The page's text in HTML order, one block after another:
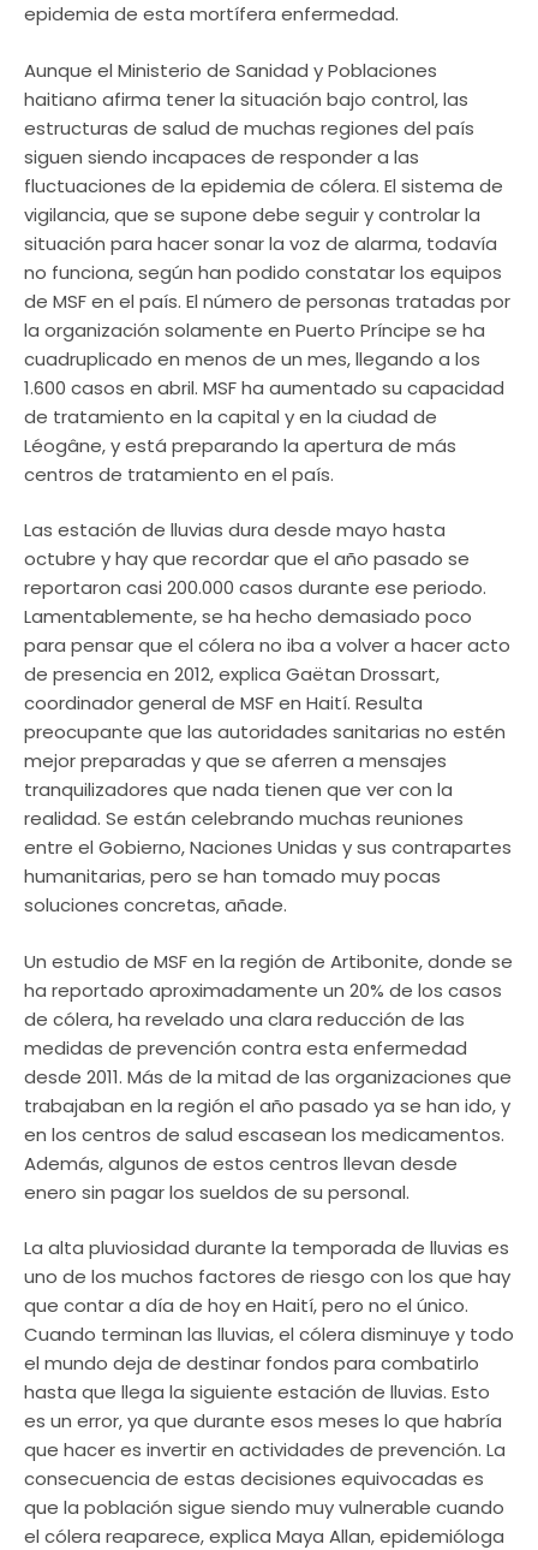
epidemia de esta mortífera enfermedad.
Aunque el Ministerio de Sanidad y Poblaciones
haitiano afirma tener la situación bajo control, las
estructuras de salud de muchas regiones del país
siguen siendo incapaces de responder a las
fluctuaciones de la epidemia de cólera. El sistema de
vigilancia, que se supone debe seguir y controlar la
situación para hacer sonar la voz de alarma, todavía
no funciona, según han podido constatar los equipos
de MSF en el país. El número de personas tratadas por
la organización solamente en Puerto Príncipe se ha
cuadruplicado en menos de un mes, llegando a los
1.600 casos en abril. MSF ha aumentado su capacidad
de tratamiento en la capital y en la ciudad de
Léogâne, y está preparando la apertura de más
centros de tratamiento en el país.
Las estación de lluvias dura desde mayo hasta
octubre y hay que recordar que el año pasado se
reportaron casi 200.000 casos durante ese periodo.
Lamentablemente, se ha hecho demasiado poco
para pensar que el cólera no iba a volver a hacer acto
de presencia en 2012, explica Gaëtan Drossart,
coordinador general de MSF en Haití. Resulta
preocupante que las autoridades sanitarias no estén
mejor preparadas y que se aferren a mensajes
tranquilizadores que nada tienen que ver con la
realidad. Se están celebrando muchas reuniones
entre el Gobierno, Naciones Unidas y sus contrapartes
humanitarias, pero se han tomado muy pocas
soluciones concretas, añade.
Un estudio de MSF en la región de Artibonite, donde se
ha reportado aproximadamente un 20% de los casos
de cólera, ha revelado una clara reducción de las
medidas de prevención contra esta enfermedad
desde 2011. Más de la mitad de las organizaciones que
trabajaban en la región el año pasado ya se han ido, y
en los centros de salud escasean los medicamentos.
Además, algunos de estos centros llevan desde
enero sin pagar los sueldos de su personal.
La alta pluviosidad durante la temporada de lluvias es
uno de los muchos factores de riesgo con los que hay
que contar a día de hoy en Haití, pero no el único.
Cuando terminan las lluvias, el cólera disminuye y todo
el mundo deja de destinar fondos para combatirlo
hasta que llega la siguiente estación de lluvias. Esto
es un error, ya que durante esos meses lo que habría
que hacer es invertir en actividades de prevención. La
consecuencia de estas decisiones equivocadas es
que la población sigue siendo muy vulnerable cuando
el cólera reaparece, explica Maya Allan, epidemióloga